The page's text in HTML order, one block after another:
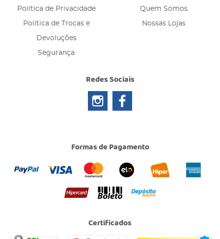
Política de Privacidade
Política de Trocas e
Devoluções
Segurança
Quem Somos
Nossas Lojas
Redes Sociais
Formas de Pagamento
Certificados